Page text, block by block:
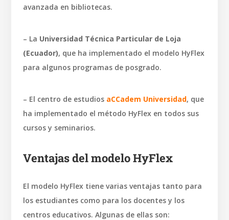
avanzada en bibliotecas.
– La Universidad Técnica Particular de Loja
(Ecuador), que ha implementado el modelo HyFlex
para algunos programas de posgrado.
– El centro de estudios aCCadem Universidad, que
ha implementado el método HyFlex en todos sus
cursos y seminarios.
Ventajas del modelo HyFlex
El modelo HyFlex tiene varias ventajas tanto para
los estudiantes como para los docentes y los
centros educativos. Algunas de ellas son: